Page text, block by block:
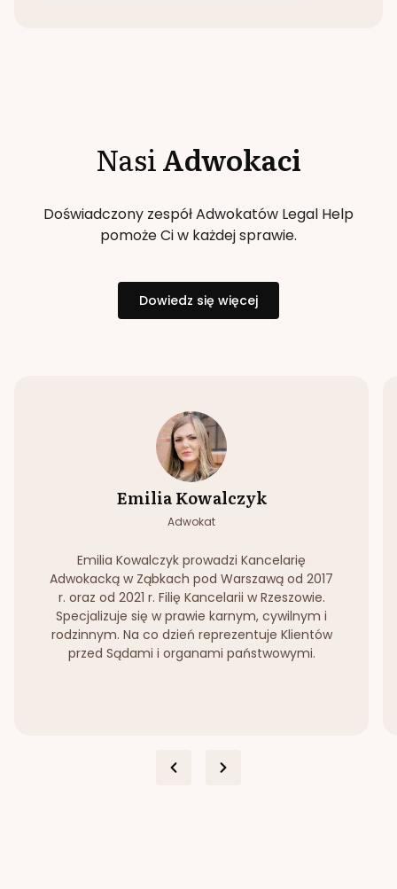
NasiAdwokaci
Doświadczony zespół Adwokatów Legal Help
pomoże Ci w każdej sprawie.
Dowiedz się więcej
Emilia Kowalczyk
Adwokat
Emilia Kowalczyk prowadzi Kancelarię
Adwokacką w Ząbkach pod Warszawą od 2017
r. oraz od 2021 r. Filię Kancelarii w Rzeszowie.
Specjalizuje się w prawie karnym, cywilnym i
rodzinnym. Na co dzień reprezentuje Klientów
przed Sądami i organami państwowymi.